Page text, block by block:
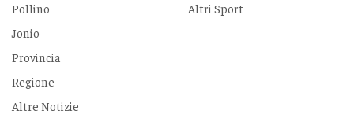
Pollino
Jonio
Provincia
Regione
Altre Notizie
Altri Sport